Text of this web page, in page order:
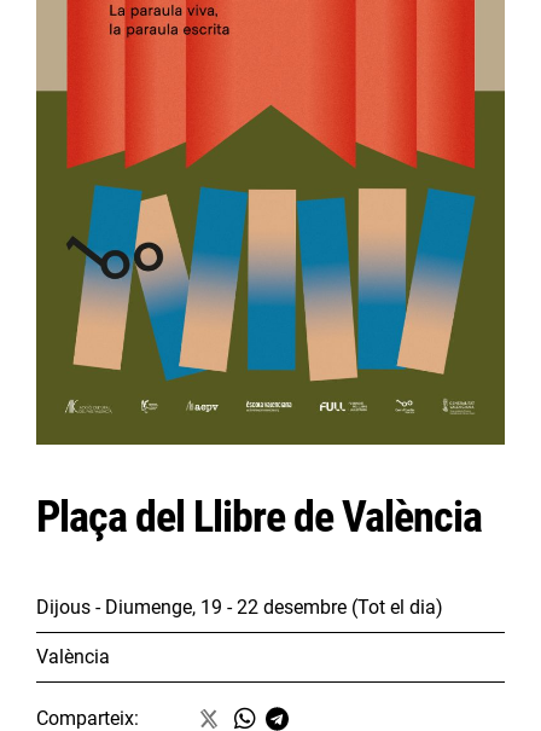
Plaça del Llibre de València
Dijous - Diumenge, 19 - 22 desembre (Tot el dia)
València
Comparteix: